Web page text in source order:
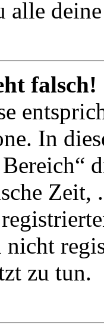
alle
falsch!
In
Zeit,
nicht
zu tun.